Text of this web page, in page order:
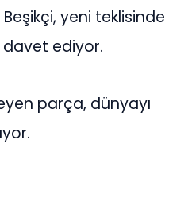
yeni teklisinde
ediyor.
parça, dünyayı